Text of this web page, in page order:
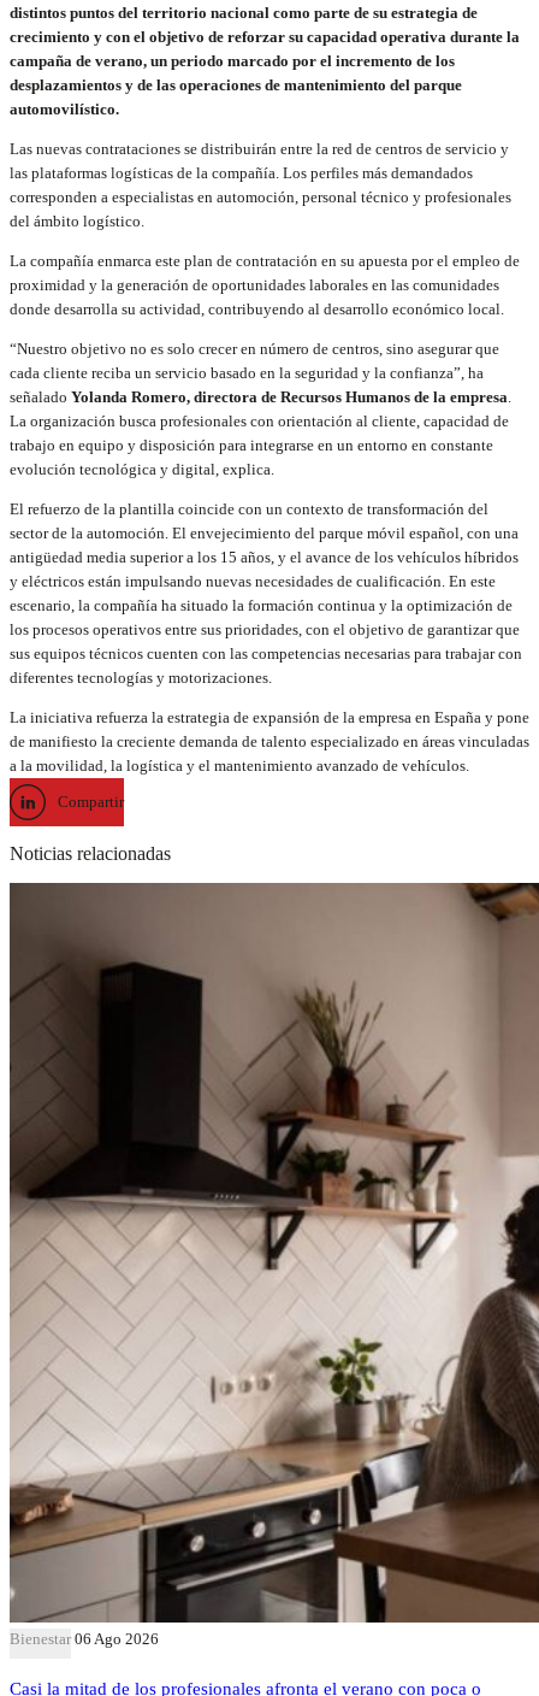
distintos puntos del territorio nacional como parte de su estrategia de
crecimiento y con el objetivo de reforzar su capacidad operativa durante la
campaña de verano, un periodo marcado por el incremento de los
desplazamientos y de las operaciones de mantenimiento del parque
automovilístico.
Las nuevas contrataciones se distribuirán entre la red de centros de servicio y
las plataformas logísticas de la compañía. Los perfiles más demandados
corresponden a especialistas en automoción, personal técnico y profesionales
del ámbito logístico.
La compañía enmarca este plan de contratación en su apuesta por el empleo de
proximidad y la generación de oportunidades laborales en las comunidades
donde desarrolla su actividad, contribuyendo al desarrollo económico local.
“Nuestro objetivo no es solo crecer en número de centros, sino asegurar que
cada cliente reciba un servicio basado en la seguridad y la confianza”, ha
señalado Yolanda Romero, directora de Recursos Humanos de la empresa.
La organización busca profesionales con orientación al cliente, capacidad de
trabajo en equipo y disposición para integrarse en un entorno en constante
evolución tecnológica y digital, explica.
El refuerzo de la plantilla coincide con un contexto de transformación del
sector de la automoción. El envejecimiento del parque móvil español, con una
antigüedad media superior a los 15 años, y el avance de los vehículos híbridos
y eléctricos están impulsando nuevas necesidades de cualificación. En este
escenario, la compañía ha situado la formación continua y la optimización de
los procesos operativos entre sus prioridades, con el objetivo de garantizar que
sus equipos técnicos cuenten con las competencias necesarias para trabajar con
diferentes tecnologías y motorizaciones.
La iniciativa refuerza la estrategia de expansión de la empresa en España y pone
de manifiesto la creciente demanda de talento especializado en áreas vinculadas
a la movilidad, la logística y el mantenimiento avanzado de vehículos.
Compartir
Noticias relacionadas
Bienestar 06 Ago 2026
Casi la mitad de los profesionales afronta el verano con poca o